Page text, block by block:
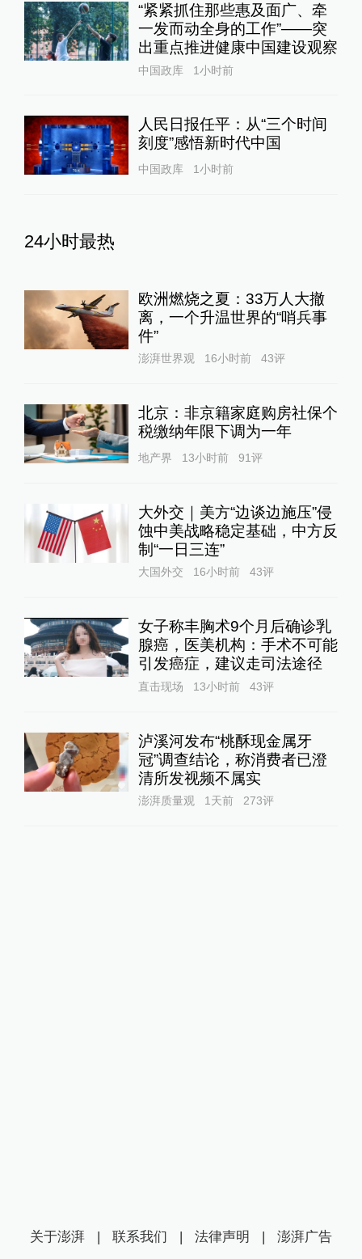
“紧紧抓住那些惠及面广、牵
一发而动全身的工作”——突
出重点推进健康中国建设观察
中国政库 1小时前
人民日报任平：从“三个时间
刻度”感悟新时代中国
中国政库 1小时前
24小时最热
欧洲燃烧之夏：33万人大撤
离，一个升温世界的“哨兵事
件”
澎湃世界观 16小时前 43评
北京：非京籍家庭购房社保个
税缴纳年限下调为一年
地产界 13小时前 91评
大外交｜美方“边谈边施压”侵
蚀中美战略稳定基础，中方反
制“一日三连”
大国外交 16小时前 43评
女子称丰胸术9个月后确诊乳
腺癌，医美机构：手术不可能
引发癌症，建议走司法途径
直击现场 13小时前 43评
泸溪河发布“桃酥现金属牙
冠”调查结论，称消费者已澄
清所发视频不属实
澎湃质量观 1天前 273评
关于澎湃 | 联系我们 | 法律声明 | 澎湃广告